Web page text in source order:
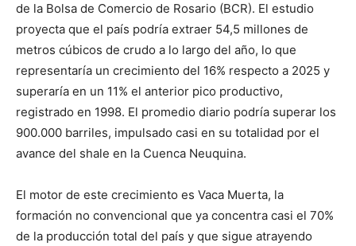
de la Bolsa de Comercio de Rosario (BCR). El estudio
proyecta que el país podría extraer 54,5 millones de
metros cúbicos de crudo a lo largo del año, lo que
representaría un crecimiento del 16% respecto a 2025 y
superaría en un 11% el anterior pico productivo,
registrado en 1998. El promedio diario podría superar los
900.000 barriles, impulsado casi en su totalidad por el
avance del shale en la Cuenca Neuquina.
El motor de este crecimiento es Vaca Muerta, la
formación no convencional que ya concentra casi el 70%
de la producción total del país y que sigue atrayendo